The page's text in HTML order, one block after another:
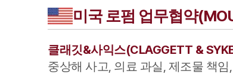
미국로펌 업무협약
클래깃&사익스(CLAGGETT &
중상해 사고, 의료 과실, 제조물 책